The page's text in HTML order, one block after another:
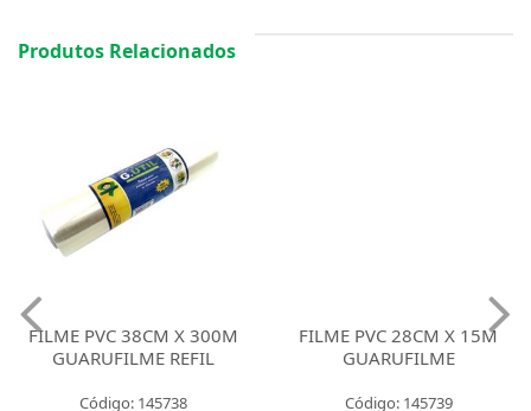
Produtos Relacionados
FILME PVC 38CM X 300M
GUARUFILME REFIL
Código: 145738
FILME PVC 28CM X 15M
GUARUFILME
Código: 145739